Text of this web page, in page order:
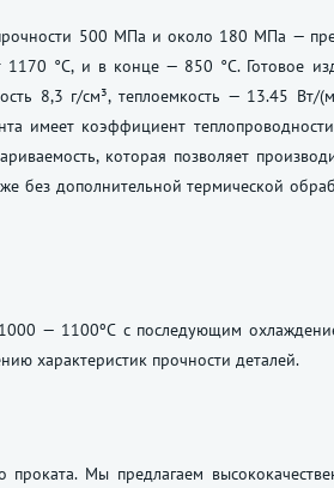
500 МПа и около 180 МПа —
°C, и в конце — 850 °C. Готовое
8,3 г/см³, теплоемкость — 13.45 Вт/
имеет коэффициент
которая позволяет
без дополнительной термической
— 1100ºС с последующим
характеристик прочности деталей.
Мы предлагаем